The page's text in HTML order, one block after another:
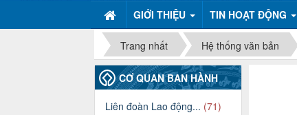
GIỚI THIỆU TIN HOẠT ĐỘNG
Trang nhất Hệ thống văn bản
CƠ QUAN BAN HÀNH
Liên đoàn Lao động... (71)